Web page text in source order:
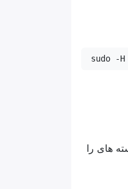
sudo -
های را